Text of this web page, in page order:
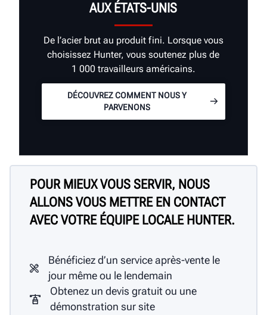
AUX ÉTATS-UNIS
De l’acier brut au produit fini. Lorsque vous
choisissez Hunter, vous soutenez plus de
1 000 travailleurs américains.
DÉCOUVREZ COMMENT NOUS Y
PARVENONS
POUR MIEUX VOUS SERVIR, NOUS
ALLONS VOUS METTRE EN CONTACT
AVEC VOTRE ÉQUIPE LOCALE HUNTER.
Bénéficiez d’un service après-vente le
jour même ou le lendemain
Obtenez un devis gratuit ou une
démonstration sur site